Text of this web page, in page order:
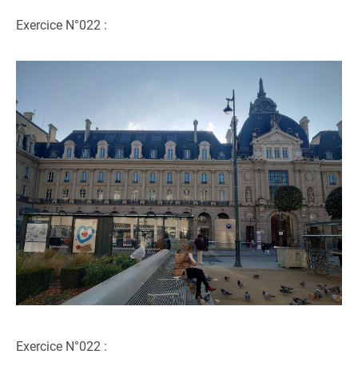
Exercice N°022 :
Exercice N°022 :